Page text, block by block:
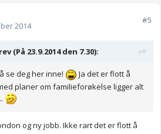
2014
#5
(På 23.9.2014 den 7.30):
se deg her inne!
Ja det er flott å
planer om familieforøkelse ligger alt
og ny jobb. Ikke rart det er flott å